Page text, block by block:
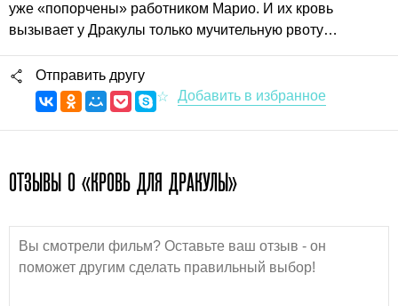
уже «попорчены» работником Марио. И их кровь
вызывает у Дракулы только мучительную рвоту…
Отправить другу
ОТЗЫВЫ О «КРОВЬ ДЛЯ ДРАКУЛЫ»